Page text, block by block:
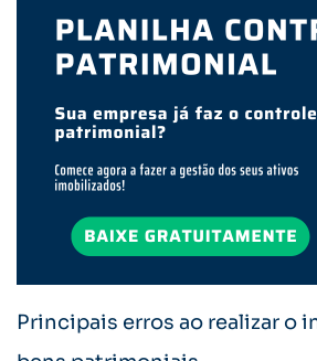
Principais erros ao realizar o